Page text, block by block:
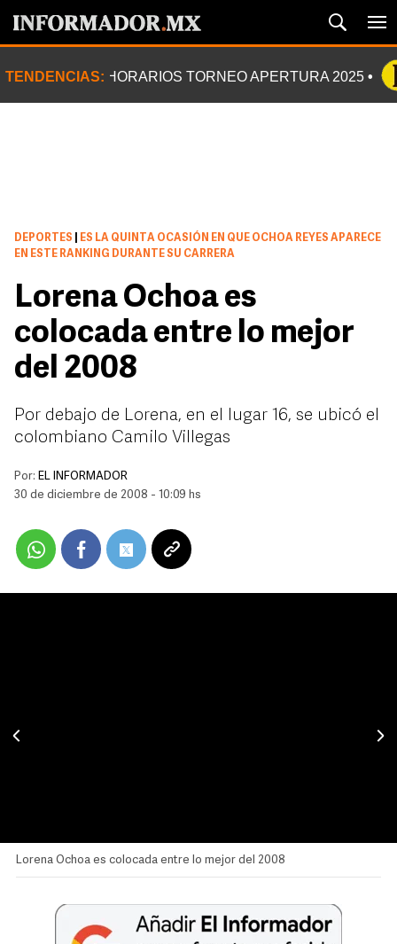
TENDENCIAS: HORARIOS TORNEO APERTURA 2025
DEPORTES
ES LA QUINTA OCASIÓN EN QUE OCHOA REYES APARECE
EN ESTE RANKING DURANTE SU CARRERA
Lorena Ochoa es
colocada entre lo mejor
del 2008
Por debajo de Lorena, en el lugar 16, se ubicó el
colombiano Camilo Villegas
Por: EL INFORMADOR
30 de diciembre de 2008 - 10:09 hs
Lorena Ochoa es colocada entre lo mejor del 2008